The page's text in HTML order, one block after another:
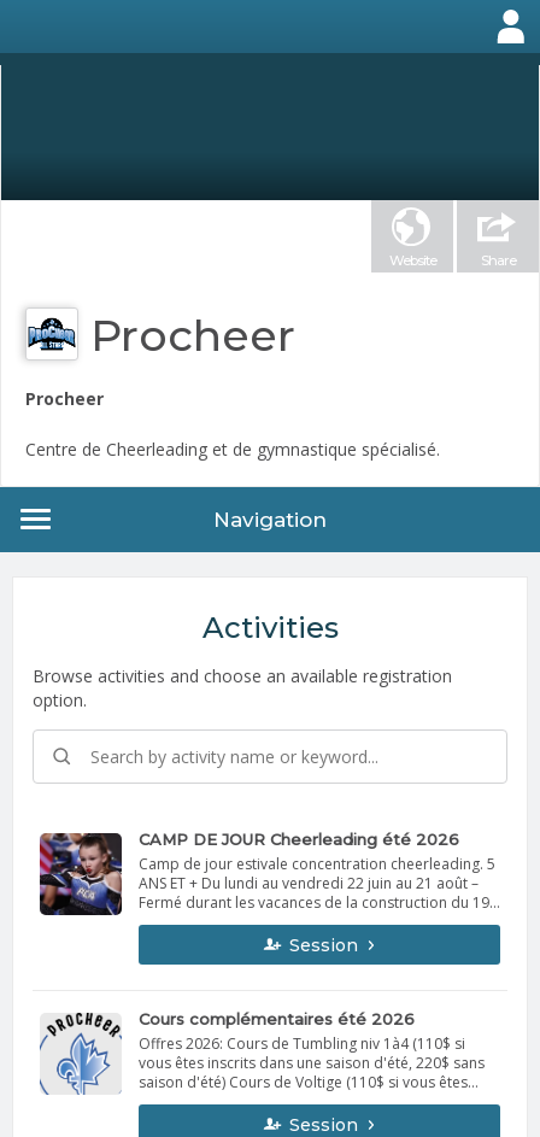
Website Share
Procheer
Procheer
Centre de Cheerleading et de gymnastique spécialisé.
Navigation
Activities
Browse activities and choose an available registration
option.
CAMP DE JOUR Cheerleading été 2026
Camp de jour estivale concentration cheerleading. 5
ANS ET + Du lundi au vendredi 22 juin au 21 août –
Fermé durant les vacances de la construction du 19
juillet au 1er août 2026 6 semaines de camps, plus 2
jours dans la semaine du 22 juin COÛT : 185 $ /
SEMAINE (SERVICE DE GARDE INCLUS) 7 H 30 À 17 H
CARTE) - Réservation par courriel uniquement **
Inscription avant le 1er juin : rabais de 10 % sur les
factures de 700 $ et plus! INSCRIPTION
pca@procheer.net 450 501.2929
Session
Cours complémentaires été 2026
Offres 2026: Cours de Tumbling niv 1à4 (110$ si
vous êtes inscrits dans une saison d'été, 220$ sans
saison d'été) Cours de Voltige (110$ si vous êtes
inscrits dans une saison d'été, 220$ sans saison
Session